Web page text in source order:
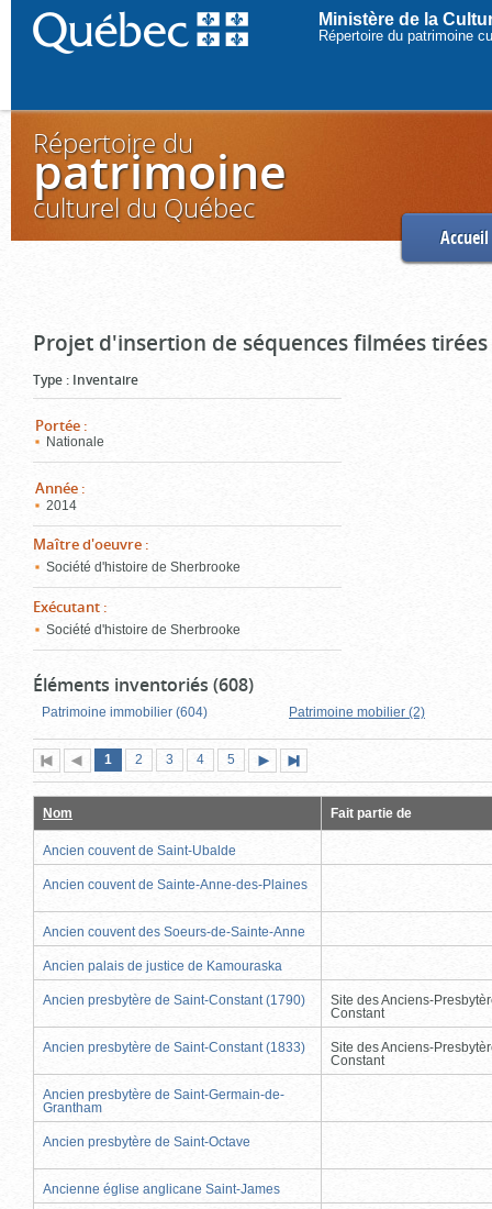
Ministère de la
Répertoire du patrimoine
Répertoire du
patrimoine
culturel du Québec
Accueil
Projet d'insertion de séquences filmées
Type : Inventaire
Portée :
Nationale
Année :
2014
Maître d'oeuvre :
Société d'histoire de Sherbrooke
Exécutant :
Société d'histoire de Sherbrooke
Éléments inventoriés (608)
Patrimoine immobilier (604) Patrimoine mobilier (2)
Première
page
Page
précédente
Page
1 (page
actuelle)
Page
2 Page
3 Page
4 Page
5
suivante
page
Nom Fait partie de
Ancien couvent de Saint-Ubalde
Ancien couvent de Sainte-Anne-des-Plaines
Ancien couvent des Soeurs-de-Sainte-Anne
Ancien palais de justice de Kamouraska
Ancien presbytère de Saint-Constant (1790)
Site des Anciens-
Constant
Ancien presbytère de Saint-Constant (1833)
Site des Anciens-
Constant
Ancien presbytère de Saint-Germain-de-
Grantham
Ancien presbytère de Saint-Octave
Ancienne église anglicane Saint-James